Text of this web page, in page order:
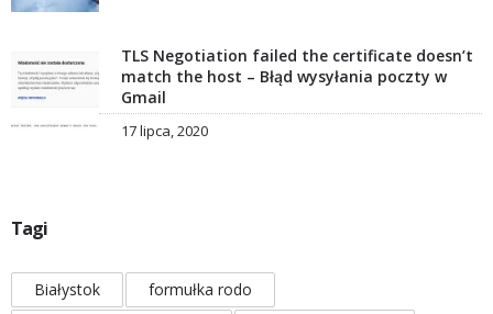
TLS Negotiation failed the certificate doesn’t
match the host – Błąd wysyłania poczty w
Gmail
17 lipca, 2020
Tagi
Białystok
formułka rodo